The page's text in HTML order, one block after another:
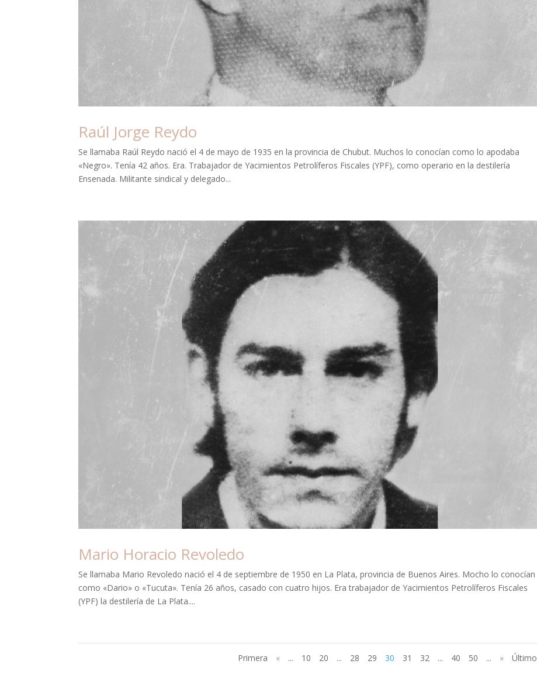
Raúl Jorge Reydo
Se llamaba Raúl Reydo nació el 4 de mayo de 1935 en la provincia de Chubut. Muchos lo conocían como lo apodaba
«Negro». Tenía 42 años. Era. Trabajador de Yacimientos Petrolíferos Fiscales (YPF), como operario en la destilería
Ensenada. Militante sindical y delegado...
Mario Horacio Revoledo
Se llamaba Mario Revoledo nació el 4 de septiembre de 1950 en La Plata, provincia de Buenos Aires. Mocho lo conocían
como «Dario» o «Tucuta». Tenía 26 años, casado con cuatro hijos. Era trabajador de Yacimientos Petrolíferos Fiscales
(YPF) la destilería de La Plata....
Primera « ... 10 20 ... 28 29 30 31 32 ... 40 50 ... » Último